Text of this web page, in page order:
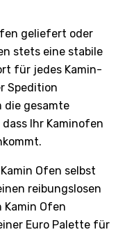
geliefert oder
stets eine stabile
für jedes Kamin-
Spedition
die gesamte
Ihr Kaminofen
Ofen selbst
reibungslosen
Kamin Ofen
Euro Palette für